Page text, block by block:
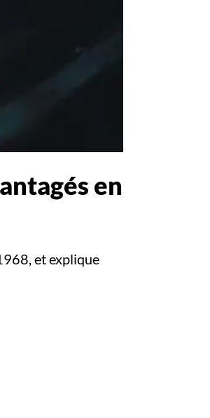
en
et explique